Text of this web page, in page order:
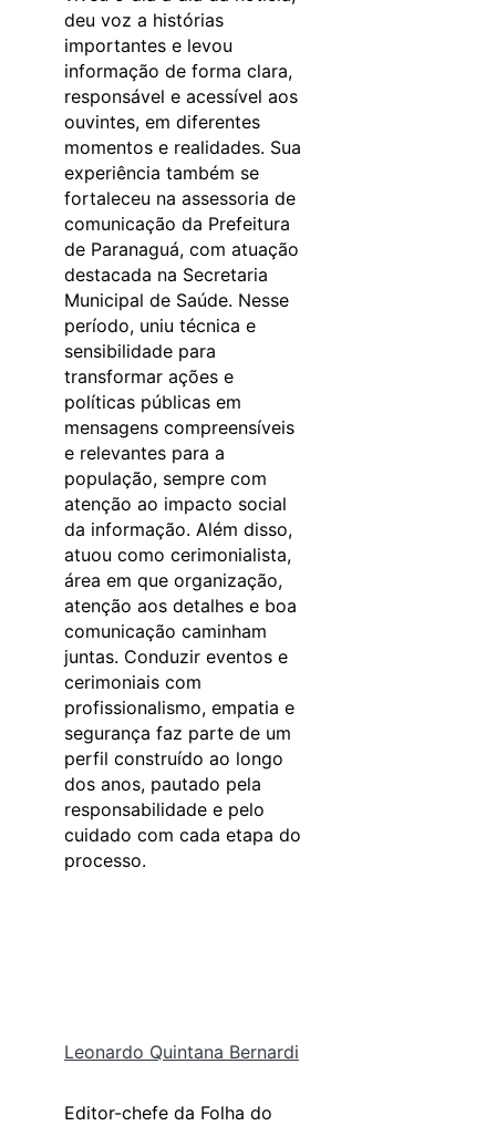
deu voz a histórias
importantes e levou
informação de forma clara,
responsável e acessível aos
ouvintes, em diferentes
momentos e realidades. Sua
experiência também se
fortaleceu na assessoria de
comunicação da Prefeitura
de Paranaguá, com atuação
destacada na Secretaria
Municipal de Saúde. Nesse
período, uniu técnica e
sensibilidade para
transformar ações e
políticas públicas em
mensagens compreensíveis
e relevantes para a
população, sempre com
atenção ao impacto social
da informação. Além disso,
atuou como cerimonialista,
área em que organização,
atenção aos detalhes e boa
comunicação caminham
juntas. Conduzir eventos e
cerimoniais com
profissionalismo, empatia e
segurança faz parte de um
perfil construído ao longo
dos anos, pautado pela
responsabilidade e pelo
cuidado com cada etapa do
processo.
Leonardo Quintana Bernardi
Editor-chefe da Folha do